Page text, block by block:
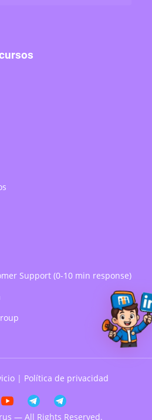
Support (0-10 min response)
| Política de privacidad
— All Rights Reserved.